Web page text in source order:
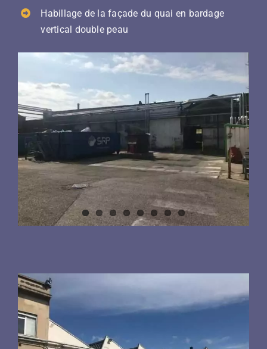
Habillage de la façade du quai en bardage
vertical double peau